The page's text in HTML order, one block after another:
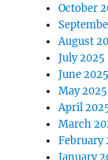
October
August
July 2025
June 2025
May 2025
April
March
February
January